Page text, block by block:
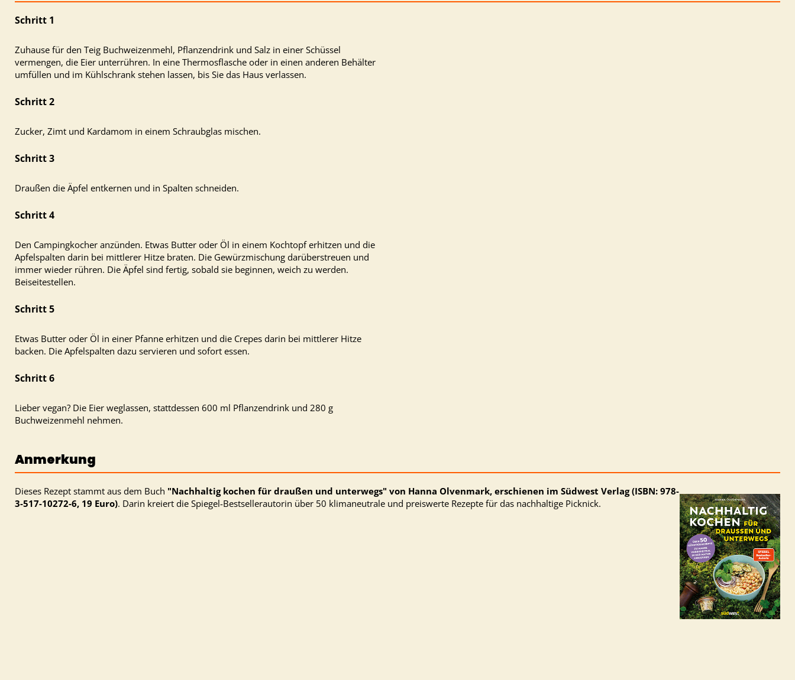
Zuhause für den Teig Buchweizenmehl, Pflanzendrink und Salz in einer Schüssel
vermengen, die Eier unterrühren. In eine Thermosflasche oder in einen anderen Behälter
umfüllen und im Kühlschrank stehen lassen, bis Sie das Haus verlassen.
Zucker, Zimt und Kardamom in einem Schraubglas mischen.
Draußen die Äpfel entkernen und in Spalten schneiden.
Den Campingkocher anzünden. Etwas Butter oder Öl in einem Kochtopf erhitzen und die
Apfelspalten darin bei mittlerer Hitze braten. Die Gewürzmischung darüberstreuen und
immer wieder rühren. Die Äpfel sind fertig, sobald sie beginnen, weich zu werden.
Beiseitestellen.
Etwas Butter oder Öl in einer Pfanne erhitzen und die Crepes darin bei mittlerer Hitze
backen. Die Apfelspalten dazu servieren und sofort essen.
Lieber vegan? Die Eier weglassen, stattdessen 600 ml Pflanzendrink und 280 g
Buchweizenmehl nehmen.
Anmerkung
Dieses Rezept stammt aus dem Buch "Nachhaltig kochen für draußen und unterwegs" von Hanna Olvenmark, erschienen im Südwest Verlag (ISBN: 978-
3-517-10272-6, 19 Euro). Darin kreiert die Spiegel-Bestsellerautorin über 50 klimaneutrale und preiswerte Rezepte für das nachhaltige Picknick.